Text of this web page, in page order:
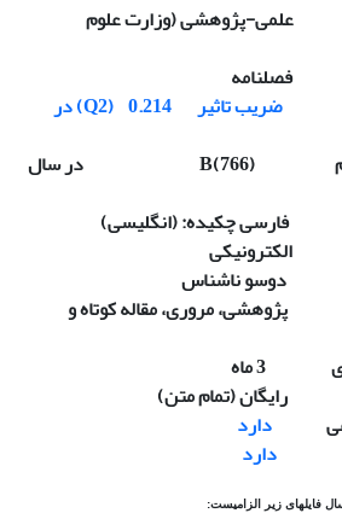
پژوهشی (وزارت علوم
فصلنامه
0.214
(Q2) در
رتبه در وزارت علوم (B(766 در سال
چکیده: (انگلیسی)
ناشناس
مروری، مقاله کوتاه و
3 ماه
(تمام متن)
دارد
دارد
فایلهای زیر الزامیست: